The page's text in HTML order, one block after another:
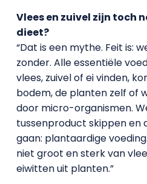
Vlees en zuivel zijn toch
dieet?
“Dat is een mythe. Feit is:
zonder. Alle essentiële
vlees, zuivel of ei vinden,
bodem, de planten zelf of
door micro-organismen.
tussenproduct skippen en
gaan: plantaardige
niet groot en sterk van
eiwitten uit planten.”